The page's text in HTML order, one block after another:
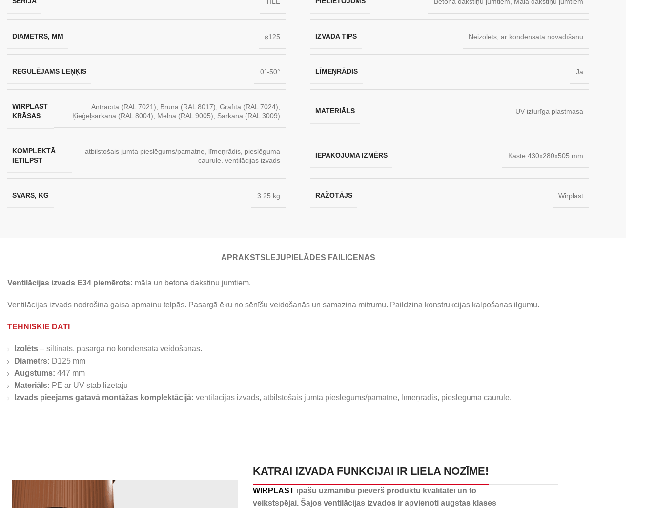
DIAMETRS, MM ⌀125 IZVADA TIPS Neizolēts, ar kondensāta novadīšanu
REGULĒJAMS LEŅĶIS 0°-50° LĪMEŅRĀDIS Jā
WIRPLAST
KRĀSAS
Antracīta (RAL 7021), Brūna (RAL 8017), Grafīta (RAL 7024),
Ķieģeļsarkana (RAL 8004), Melna (RAL 9005), Sarkana (RAL 3009)
MATERIĀLS UV izturīga plastmasa
KOMPLEKTĀ
IETILPST
atbilstošais jumta pieslēgums/pamatne, līmeņrādis, pieslēguma
caurule, ventilācijas izvads
IEPAKOJUMA IZMĒRS Kaste 430x280x505 mm
SVARS, KG 3.25 kg RAŽOTĀJS Wirplast
APRAKSTS LEJUPIELĀDES FAILI CENAS
Ventilācijas izvads E34 piemērots: māla un betona dakstiņu jumtiem.
Ventilācijas izvads nodrošina gaisa apmaiņu telpās. Pasargā ēku no sēnīšu veidošanās un samazina mitrumu. Paildzina konstrukcijas kalpošanas ilgumu.
TEHNISKIE DATI
Izolēts – siltināts, pasargā no kondensāta veidošanās.
Diametrs: D125 mm
Augstums: 447 mm
Materiāls: PE ar UV stabilizētāju
Izvads pieejams gatavā montāžas komplektācijā: ventilācijas izvads, atbilstošais jumta pieslēgums/pamatne, līmeņrādis, pieslēguma caurule.
KATRAI IZVADA FUNKCIJAI IR LIELA NOZĪME!
WIRPLASTīpašu uzmanību pievērš produktu kvalitātei un to
veikstspējai. Šajos ventilācijas izvados ir apvienoti augstas klases